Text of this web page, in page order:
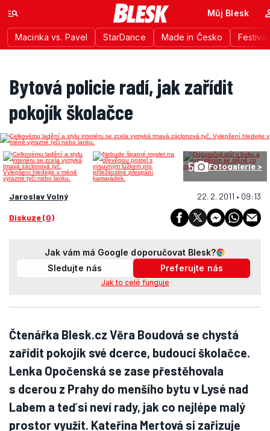
Macinka vs. Pavel StarDance Made in Česko
Můj Blesk
Bytová policie radí, jak zařídit
pokojík školačce
5 Fotogalerie >
Jaroslav Volný 22. 2. 2011 • 09:13
Diskuze (0)
Jak vám má Google doporučovat Blesk?
Sledujte nás
Preferujte nás
Jak to celé funguje
Čtenářka Blesk.cz Věra Boudová se chystá
zařídit pokojík své dcerce, budoucí školačce.
Lenka Opočenská se zase přestěhovala
s dcerou z Prahy do menšího bytu v Lysé nad
Labem a teď si neví rady, jak co nejlépe malý
prostor využít. Kateřina Mertová si zařizuje